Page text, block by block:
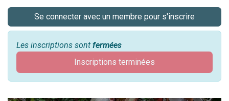
Se connecter avec un membre pour s'inscrire
Les inscriptions sont fermées
Inscriptions terminées